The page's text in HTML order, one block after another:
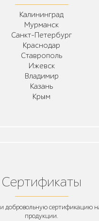
Калининград
Мурманск
Санкт-Петербург
Краснодар
Ставрополь
Ижевск
Владимир
Казань
Крым
Сертификаты
добровольную сертификацию
продукции.